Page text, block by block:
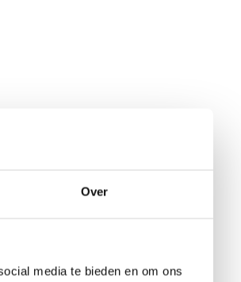
Over
media te bieden en om ons